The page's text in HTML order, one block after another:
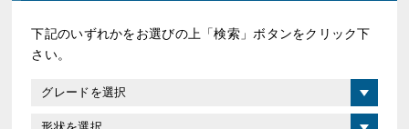
下記のいずれかをお選びの上「検索」ボタンをクリック下
さい。